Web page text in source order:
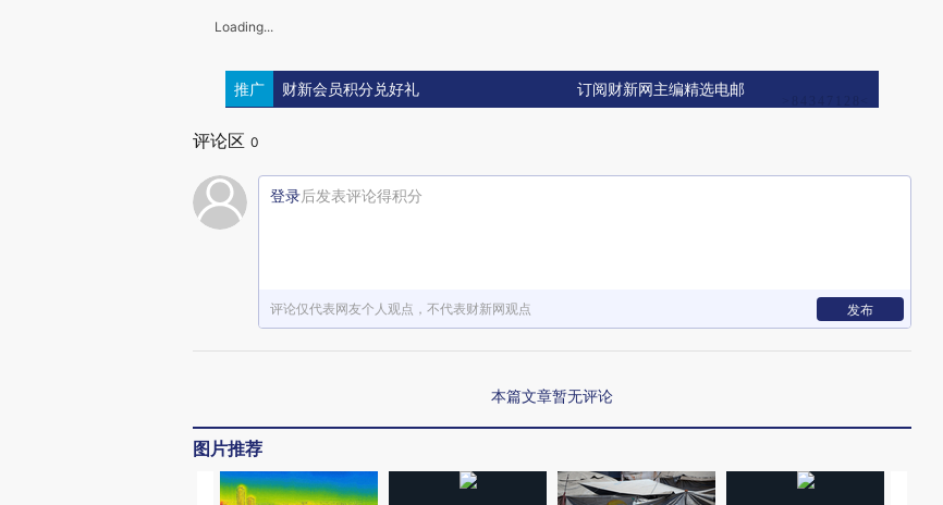
Loading...
推广 财新会员积分兑好礼 订阅财新网主编精选电邮
评论区 0
登录后发表评论得积分
评论仅代表网友个人观点，不代表财新网观点 发布
本篇文章暂无评论
图片推荐